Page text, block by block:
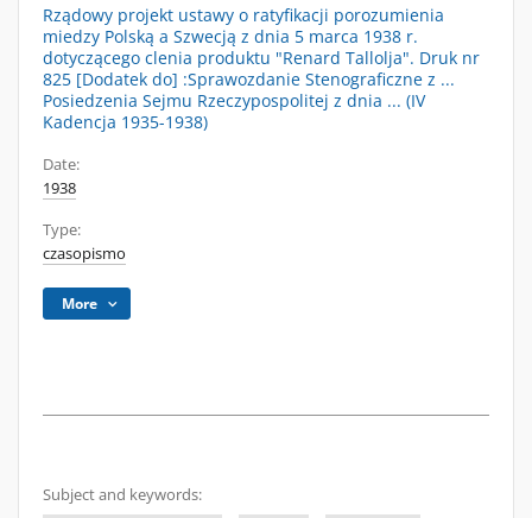
Rządowy projekt ustawy o ratyfikacji porozumienia
miedzy Polską a Szwecją z dnia 5 marca 1938 r.
dotyczącego clenia produktu "Renard Tallolja". Druk nr
825 [Dodatek do] :Sprawozdanie Stenograficzne z ...
Posiedzenia Sejmu Rzeczypospolitej z dnia ... (IV
Kadencja 1935-1938)
Date:
1938
Type:
czasopismo
More
Subject and keywords: